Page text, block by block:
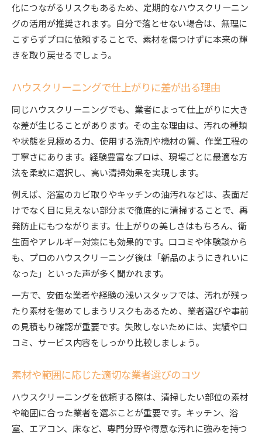
化につながるリスクもあるため、定期的なハウスクリーニン
グの活用が推奨されます。自分で落とせない場合は、無理に
こすらずプロに依頼することで、素材を傷つけずに本来の輝
きを取り戻せるでしょう。
ハウスクリーニングで仕上がりに差が出る理由
同じハウスクリーニングでも、業者によって仕上がりに大き
な差が生じることがあります。その主な理由は、汚れの種類
や状態を見極める力、使用する洗剤や機材の質、作業工程の
丁寧さにあります。経験豊富なプロは、現場ごとに最適な方
法を柔軟に選択し、高い清掃効果を実現します。
例えば、浴室のカビ取りやキッチンの油汚れなどは、表面だ
けでなく目に見えない部分まで徹底的に清掃することで、再
発防止にもつながります。仕上がりの美しさはもちろん、衛
生面やアレルギー対策にも効果的です。口コミや体験談から
も、プロのハウスクリーニング後は「新品のようにきれいに
なった」といった声が多く聞かれます。
一方で、安価な業者や経験の浅いスタッフでは、汚れが残っ
たり素材を傷めてしまうリスクもあるため、業者選びや事前
の見積もり確認が重要です。失敗しないためには、実績や口
コミ、サービス内容をしっかり比較しましょう。
素材や範囲に応じた適切な業者選びのコツ
ハウスクリーニングを依頼する際は、清掃したい部位の素材
や範囲に合った業者を選ぶことが重要です。キッチン、浴
室、エアコン、床など、専門分野や得意な汚れに強みを持つ